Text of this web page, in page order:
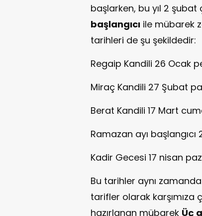
başlarken, bu yıl 2
başlangıcı ile mübarek
tarihleri de şu şekildedir:
Regaip Kandili 26 Ocak
Miraç Kandili 27 Şubat
Berat Kandili 17 Mart
Ramazan ayı
Kadir Gecesi 17 nisan
Bu tarihler aynı
tarifler olarak karşımıza
hazırlanan mübarek Üç